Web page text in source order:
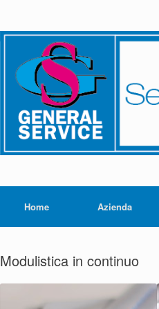
Home Azienda
Modulistica in continuo